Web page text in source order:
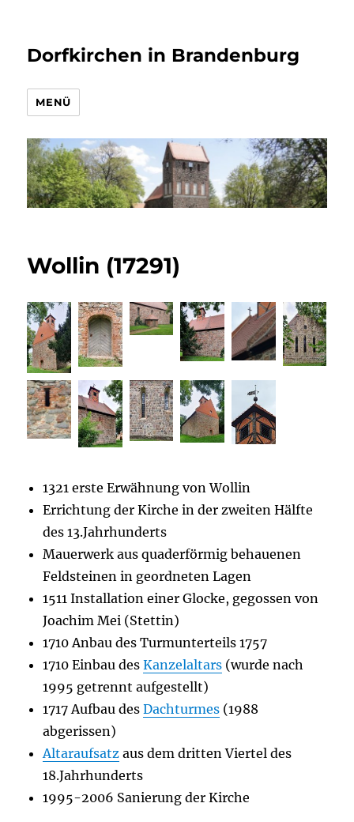
Dorfkirchen in Brandenburg
MENÜ
Wollin (17291)
1321 erste Erwähnung von Wollin
Errichtung der Kirche in der zweiten Hälfte
des 13.Jahrhunderts
Mauerwerk aus quaderförmig behauenen
Feldsteinen in geordneten Lagen
1511 Installation einer Glocke, gegossen von
Joachim Mei (Stettin)
1710 Anbau des Turmunterteils 1757
1710 Einbau desKanzelaltars (wurde nach
1995 getrennt aufgestellt)
1717 Aufbau desDachturmes (1988
abgerissen)
Altaraufsatz aus dem dritten Viertel des
18.Jahrhunderts
1995-2006 Sanierung der Kirche